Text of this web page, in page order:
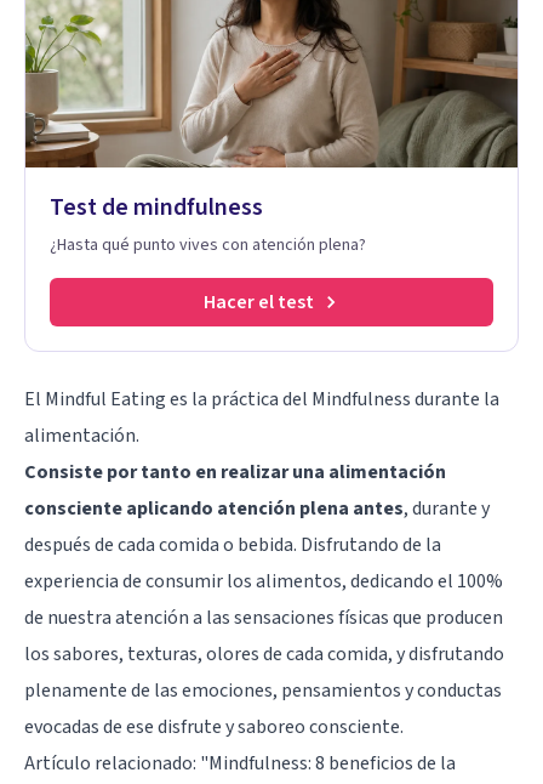
Test de mindfulness
¿Hasta qué punto vives con atención plena?
Hacer el test
El Mindful Eating es la práctica del Mindfulnessdurante la
alimentación.
Consiste por tanto en realizar una alimentación
consciente aplicando atención plena antes, durante y
después de cada comida o bebida. Disfrutando de la
experiencia de consumir los alimentos, dedicando el 100%
de nuestra atención a las sensaciones físicas que producen
los sabores, texturas, olores de cada comida, y disfrutando
plenamente de las emociones, pensamientos y conductas
evocadas de ese disfrute y saboreo consciente.
Artículo relacionado: "Mindfulness: 8 beneficios de la